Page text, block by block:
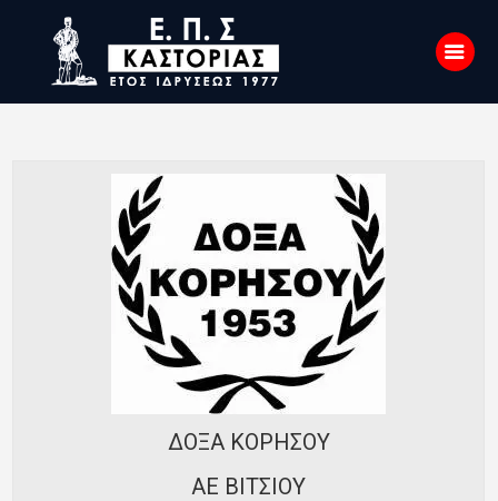
Σχετικά με εμάς
Επικοινωνία
Νέα
Η Ένωση
Πρωταθλήματα
Κύπελλο
Υποδομών
Ορισμοί Διαιτητών
ΔΟΞΑ ΚΟΡΗΣΟΥ
ΑΕ ΒΙΤΣΙΟΥ